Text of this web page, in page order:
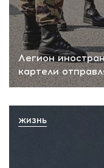
Легион
картели
ЖИЗНЬ